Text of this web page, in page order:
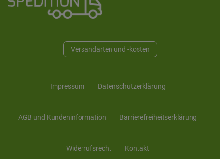
Versandarten und -kosten
Impressum Daten­schutz­erklärung
AGB und Kunden­information Barrierefreiheitserklärung
Widerrufs­recht Kontakt